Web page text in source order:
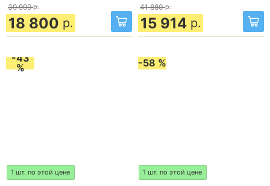
39 999 р.
18 800 р.
41 880 р.
15 914 р.
-43
%
1 шт. по этой цене
-58 %
1 шт. по этой цене